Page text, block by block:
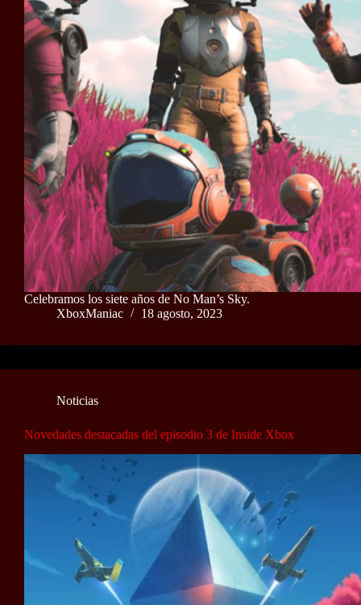
Celebramos los siete años de No Man’s Sky.
XboxManiac
18 agosto, 2023
Noticias
Novedades destacadas del episodio 3 de Inside Xbox